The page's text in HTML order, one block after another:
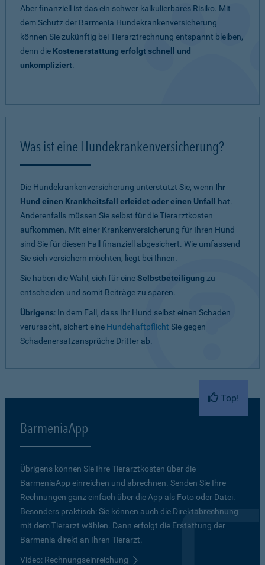
Aber finanziell ist das ein schwer kalkulierbares Risiko. Mit
dem Schutz der Barmenia Hundekrankenversicherung
können Sie zukünftig bei Tierarztrechnung entspannt bleiben,
denn die Kostenerstattung erfolgt schnell und
unkompliziert.
Was ist eine Hundekrankenversicherung?
Die Hundekrankenversicherung unterstützt Sie, wenn Ihr
Hund einen Krankheitsfall erleidet oder einen Unfall
hat.
Anderenfalls müssen Sie selbst für die Tierarztkosten
aufkommen. Mit einer Krankenversicherung für Ihren Hund
sind Sie für diesen Fall finanziell abgesichert. Wie umfassend
Sie sich versichern möchten, liegt bei Ihnen.
Sie haben die Wahl, sich für eineSelbstbeteiligung zu
entscheiden und somit Beiträge zu sparen.
Übrigens: In dem Fall, dass Ihr Hund selbst einen Schaden
verursacht, sichert eine Hundehaftpflicht Sie gegen
Schadenersatzansprüche Dritter ab.
Top!
BarmeniaApp
Übrigens können Sie Ihre Tierarztkosten über die
BarmeniaApp einreichen und abrechnen. Senden Sie Ihre
Rechnungen ganz einfach über die App als Foto oder Datei.
Besonders praktisch: Sie können auch die Direktabrechnung
mit dem Tierarzt wählen. Dann erfolgt die Erstattung der
Barmenia direkt an Ihren Tierarzt.
Video: Rechnungseinreichung